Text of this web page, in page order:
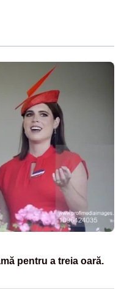
pentru a treia oară.